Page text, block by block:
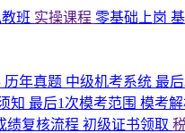
班 实操课程 零基础上岗
历年真题 中级机考系统 最
知 最后1次模考范围 模考
绩复核流程 初级证书领取